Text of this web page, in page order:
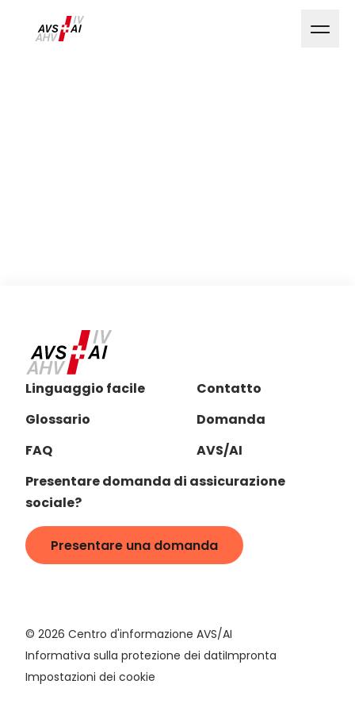
Linguaggio facile
Glossario
FAQ
Contatto
Domanda
AVS/AI
Presentare domanda di assicurazione
sociale?
Presentare una domanda
© 2026 Centro d'informazione AVS/AI
Informativa sulla protezione dei datiImpronta
Impostazioni dei cookie